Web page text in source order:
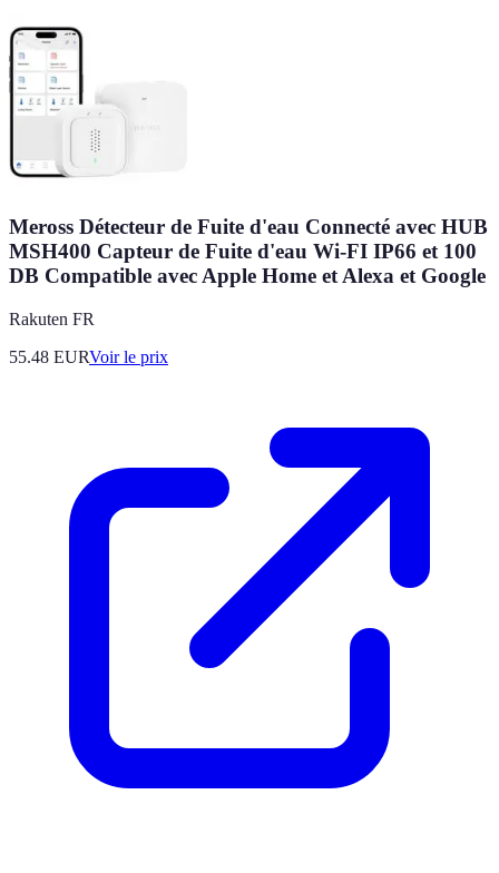
Meross Détecteur de Fuite d'eau Connecté avec HUB
MSH400 Capteur de Fuite d'eau Wi-FI IP66 et 100
DB Compatible avec Apple Home et Alexa et Google
Rakuten FR
55.48 EURVoir le prix